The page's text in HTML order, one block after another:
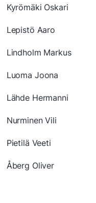
Kyrömäki Oskari
Lepistö Aaro
Lindholm Markus
Luoma Joona
Lähde Hermanni
Nurminen Vili
Pietilä Veeti
Åberg Oliver